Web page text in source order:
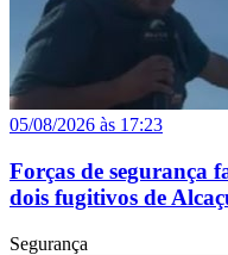
05/08/2026 às 17:23
Forças de segurança
dois fugitivos de
Segurança